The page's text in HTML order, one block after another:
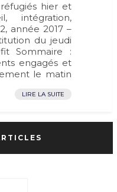
hier et
intégration,
année 2017 –
du jeudi
Sommaire :
engagés et
le matin
LIRE LA SUITE